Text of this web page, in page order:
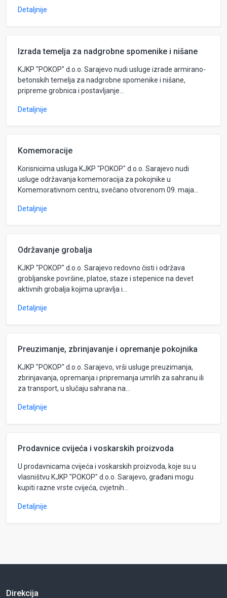
Detaljnije
Izrada temelja za nadgrobne spomenike i nišane
KJKP "POKOP" d.o.o. Sarajevo nudi usluge izrade armirano-
betonskih temelja za nadgrobne spomenike i nišane,
pripreme grobnica i postavljanje...
Detaljnije
Komemoracije
Korisnicima usluga KJKP "POKOP" d.o.o. Sarajevo nudi
usluge održavanja komemoracija za pokojnike u
Komemorativnom centru, svečano otvorenom 09. maja...
Detaljnije
Održavanje grobalja
KJKP "POKOP" d.o.o. Sarajevo redovno čisti i održava
grobljanske površine, platoe, staze i stepenice na devet
aktivnih grobalja kojima upravlja i...
Detaljnije
Preuzimanje, zbrinjavanje i opremanje pokojnika
KJKP "POKOP" d.o.o. Sarajevo, vrši usluge preuzimanja,
zbrinjavanja, opremanja i pripremanja umrlih za sahranu ili
za transport, u slučaju sahrana na...
Detaljnije
Prodavnice cvijeća i voskarskih proizvoda
U prodavnicama cvijeća i voskarskih proizvoda, koje su u
vlasništvu KJKP "POKOP" d.o.o. Sarajevo, građani mogu
kupiti razne vrste cvijeća, cvjetnih...
Detaljnije
Direkcija